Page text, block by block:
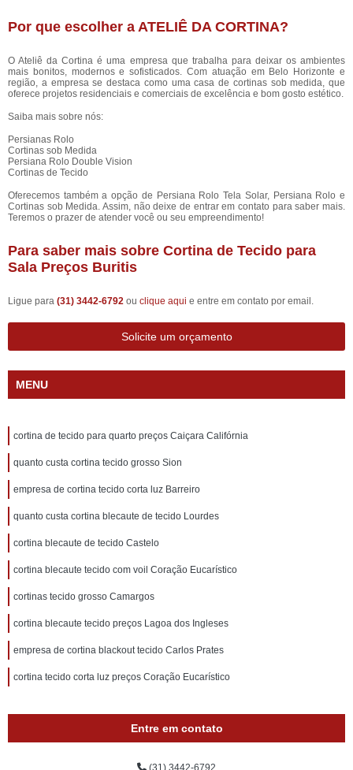
Por que escolher a ATELIÊ DA CORTINA?
O Ateliê da Cortina é uma empresa que trabalha para deixar os ambientes
mais bonitos, modernos e sofisticados. Com atuação em Belo Horizonte e
região, a empresa se destaca como uma casa de cortinas sob medida, que
oferece projetos residenciais e comerciais de excelência e bom gosto estético.
Saiba mais sobre nós:
Persianas Rolo
Cortinas sob Medida
Persiana Rolo Double Vision
Cortinas de Tecido
Oferecemos também a opção de Persiana Rolo Tela Solar, Persiana Rolo e
Cortinas sob Medida. Assim, não deixe de entrar em contato para saber mais.
Teremos o prazer de atender você ou seu empreendimento!
Para saber mais sobre Cortina de Tecido para
Sala Preços Buritis
Ligue para (31) 3442-6792 ou clique aqui e entre em contato por email.
Solicite um orçamento
MENU
cortina de tecido para quarto preços Caiçara Califórnia
quanto custa cortina tecido grosso Sion
empresa de cortina tecido corta luz Barreiro
quanto custa cortina blecaute de tecido Lourdes
cortina blecaute de tecido Castelo
cortina blecaute tecido com voil Coração Eucarístico
cortinas tecido grosso Camargos
cortina blecaute tecido preços Lagoa dos Ingleses
empresa de cortina blackout tecido Carlos Prates
cortina tecido corta luz preços Coração Eucarístico
Entre em contato
(31) 3442-6792